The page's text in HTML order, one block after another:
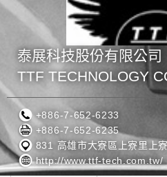
泰展科技股份有限公司
TTF TECHNOLOGY
+886-7-652-6233
+886-7-652-6235
831 高雄市大寮區上寮里上
http://www.ttf-tech.com.tw/